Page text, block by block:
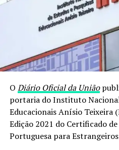
O Diário Oficial da União
portaria do Instituto Nacional
Educacionais Anísio Teixeira
Edição 2021 do Certificado
Portuguesa para